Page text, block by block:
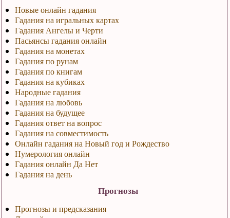
Новые онлайн гадания
Гадания на игральных картах
Гадания Ангелы и Черти
Пасьянсы гадания онлайн
Гадания на монетах
Гадания по рунам
Гадания по книгам
Гадания на кубиках
Народные гадания
Гадания на любовь
Гадания на будущее
Гадания ответ на вопрос
Гадания на совместимость
Онлайн гадания на Новый год и Рождество
Нумерология онлайн
Гадания онлайн Да Нет
Гадания на день
Прогнозы
Прогнозы и предсказания